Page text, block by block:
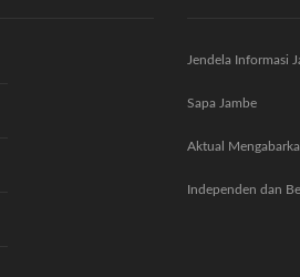
Jendela Informasi
Sapa Jambe
Aktual
Independen dan